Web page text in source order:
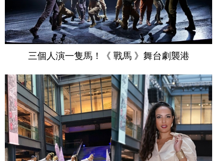
三個人演一隻馬！《 戰馬 》舞台劇襲港